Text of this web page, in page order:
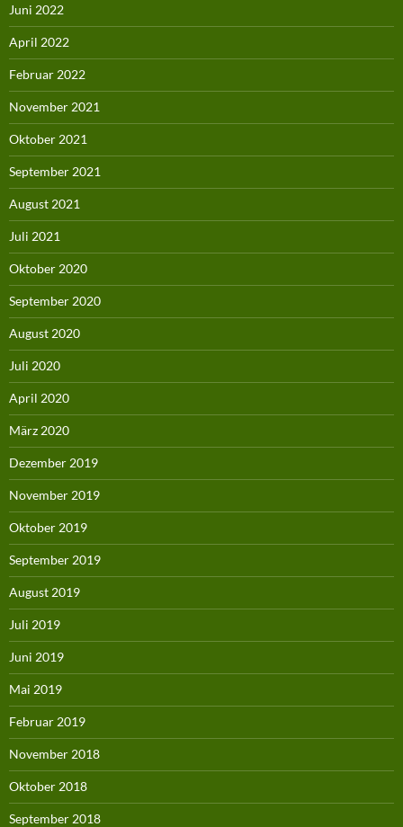
Juni 2022
April 2022
Februar 2022
November 2021
Oktober 2021
September 2021
August 2021
Juli 2021
Oktober 2020
September 2020
August 2020
Juli 2020
April 2020
März 2020
Dezember 2019
November 2019
Oktober 2019
September 2019
August 2019
Juli 2019
Juni 2019
Mai 2019
Februar 2019
November 2018
Oktober 2018
September 2018